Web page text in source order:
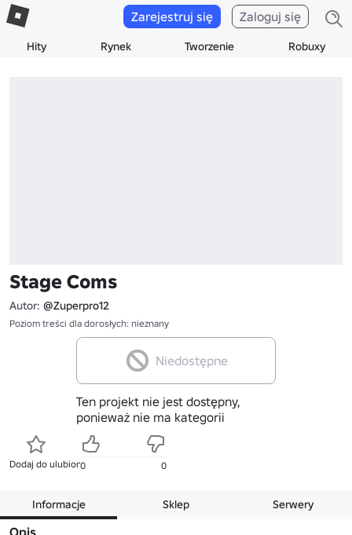
Hity Rynek Tworzenie Robuxy
Zarejestruj się Zaloguj się
Stage Coms
Autor: @Zuperpro12
Poziom treści dla dorosłych: nieznany
Niedostępne
Ten projekt nie jest dostępny,
ponieważ nie ma kategorii
Dodaj do ulubionych
0 0
Informacje Sklep Serwery
Opis